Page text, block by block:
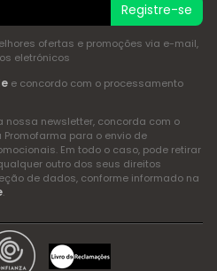
Registre-se
ofertas e promoções via e-mail,
eletrónicos
e concordo com o processamento
nossa newsletter, concorda com o
para o envio de
Em todo o caso, pode retirar
outro dos seus direitos
de dados, conforme informado na
.